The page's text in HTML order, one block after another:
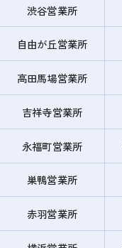
渋谷営業所
自由が丘営業所
高田馬場営業所
吉祥寺営業所
永福町営業所
巣鴨営業所
赤羽営業所